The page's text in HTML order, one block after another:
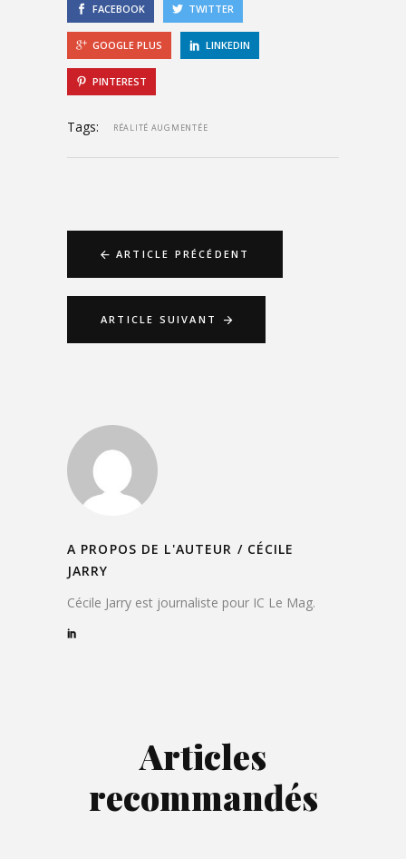
FACEBOOK TWITTER
GOOGLE PLUS LINKEDIN
PINTEREST
Tags: RÉALITÉ AUGMENTÉE
ARTICLE PRÉCÉDENT
ARTICLE SUIVANT
A PROPOS DE L'AUTEUR / CÉCILE
JARRY
Cécile Jarry est journaliste pour IC Le Mag.
Articles
recommandés